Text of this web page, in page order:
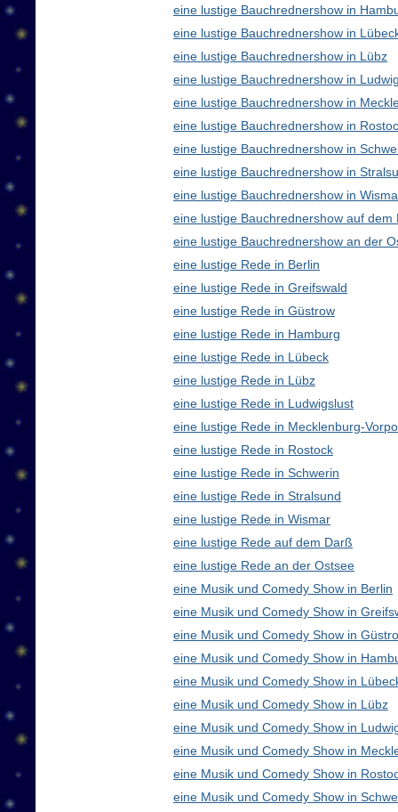
eine lustige Bauchrednershow in
eine lustige Bauchrednershow in
eine lustige Bauchrednershow in Lübz
eine lustige Bauchrednershow in
eine lustige Bauchrednershow in
eine lustige Bauchrednershow in
eine lustige Bauchrednershow in
eine lustige Bauchrednershow in
eine lustige Bauchrednershow in
eine lustige Bauchrednershow auf dem
eine lustige Bauchrednershow an der
eine lustige Rede in Berlin
eine lustige Rede in Greifswald
eine lustige Rede in Güstrow
eine lustige Rede in Hamburg
eine lustige Rede in Lübeck
eine lustige Rede in Lübz
eine lustige Rede in Ludwigslust
eine lustige Rede in Mecklenburg-
eine lustige Rede in Rostock
eine lustige Rede in Schwerin
eine lustige Rede in Stralsund
eine lustige Rede in Wismar
eine lustige Rede auf dem Darß
eine lustige Rede an der Ostsee
eine Musik und Comedy Show in Berlin
eine Musik und Comedy Show in
eine Musik und Comedy Show in
eine Musik und Comedy Show in
eine Musik und Comedy Show in
eine Musik und Comedy Show in Lübz
eine Musik und Comedy Show in
eine Musik und Comedy Show in
eine Musik und Comedy Show in
eine Musik und Comedy Show in